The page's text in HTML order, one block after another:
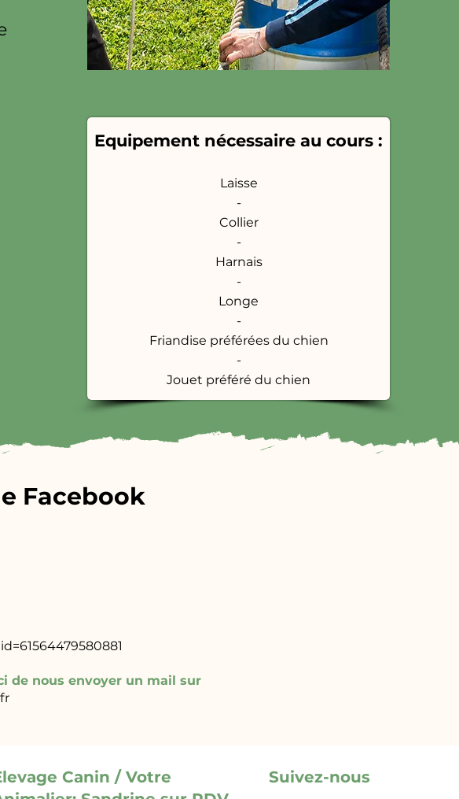
Equipement nécessaire au cours :
Laisse
-
Collier
-
Harnais
-
Longe
-
Friandise préférées du chien
-
Jouet préféré du chien
Facebook
de nous envoyer un mail sur
Canin / Votre
Suivez-nous